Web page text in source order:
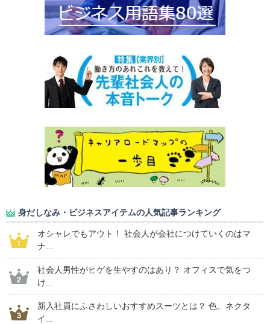
身だしなみ・ビジネスアイテムの人気記事ランキング
オシャレでもアウト！ 社会人が会社につけていくのはマ
ナ...
社会人男性がヒゲを生やすのはあり？ オフィスで気をつ
け...
新入社員にふさわしいおすすめスーツとは？ 色、ネクタ
イ...